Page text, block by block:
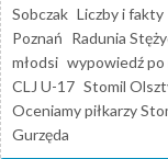
Sobczak Liczby i fakty
Poznań Radunia
młodsi wypowiedź po
CLJ U-17 Stomil
Oceniamy piłkarzy
Gurzęda